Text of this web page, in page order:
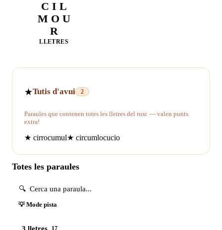
C I L
M O U
R
LLETRES
★Tutis d'avui 2
Paraules que contenen totes les lletres del rusc — valen punts
extra!
★ cirrocumul★ circumlocucio
Totes les paraules
💡 Mode pista
17